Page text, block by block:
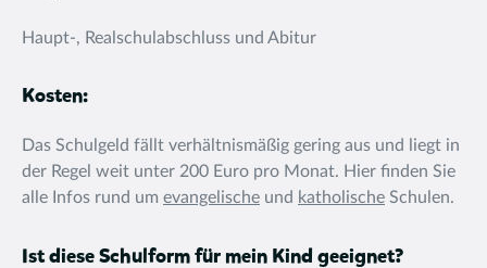
Haupt-, Realschulabschluss und Abitur
Kosten:
Das Schulgeld fällt verhältnismäßig gering aus und liegt in
der Regel weit unter 200 Euro pro Monat. Hier finden Sie
alle Infos rund um evangelische und katholische Schulen.
Ist diese Schulform für mein Kind geeignet?